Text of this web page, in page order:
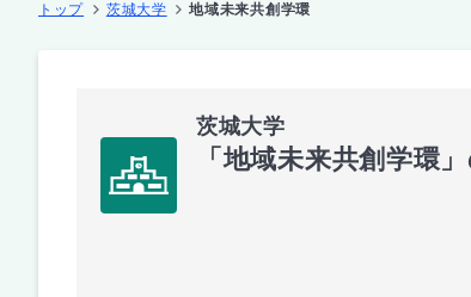
トップ 茨城大学 地域未来共創学環
茨城大学
「地域未来共創学環